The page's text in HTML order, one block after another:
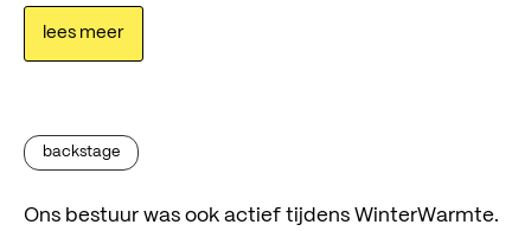
lees meer
backstage
Ons bestuur was ook actief tijdens WinterWarmte.